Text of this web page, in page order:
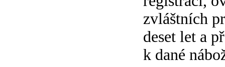
zvláštních
deset let a
k dané